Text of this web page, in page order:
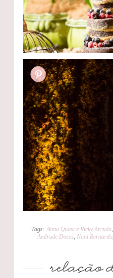
Tags: Anna Quast e Ricky Arruda
Andrade Doces Nani Bernardo